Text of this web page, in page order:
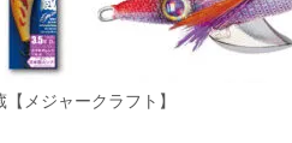
【メジャークラフト】